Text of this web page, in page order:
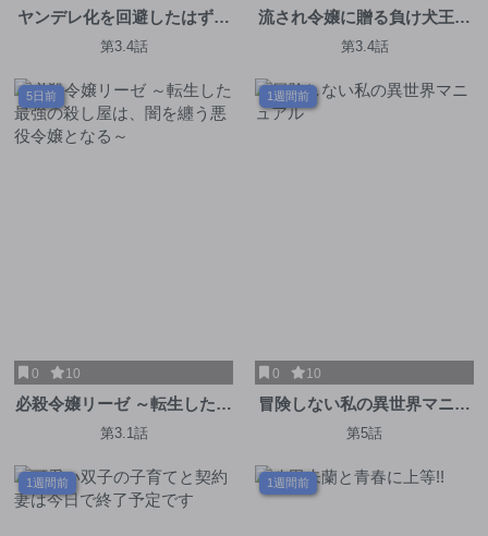
ヤンデレ化を回避したはずの
天使な義弟は期待を裏切らな
第3.4話
流され令嬢に贈る負け犬王子
からの本気のラブソング
第3.4話
5日前
0 10
必殺令嬢リーゼ ～転生した最
強の殺し屋は、闇を纏う悪役
第3.1話
1週間前
0 10
冒険しない私の異世界マニュ
アル
第5話
1週間前 1週間前